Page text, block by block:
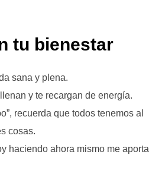
tu bienestar
sana y plena.
y te recargan de energía.
recuerda que todos tenemos al
cosas.
haciendo ahora mismo me aporta